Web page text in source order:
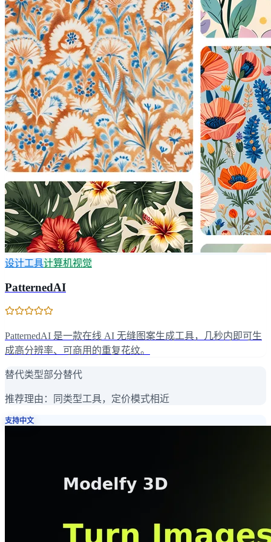
设计工具计算机视觉
PatternedAI
PatternedAI 是一款在线 AI 无缝图案生成工具，几秒内即可生
成高分辨率、可商用的重复花纹。
替代类型部分替代
推荐理由： 同类型工具，定价模式相近
支持中文